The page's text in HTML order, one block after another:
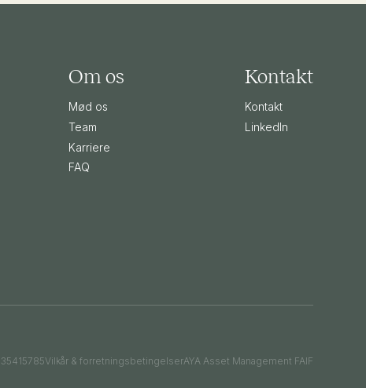
Om os
Mød os
Team
Karriere
FAQ
Kontakt
Kontakt
LinkedIn
35415785Vilkår & forretningsbetingelserAYA Asset Management FAIF